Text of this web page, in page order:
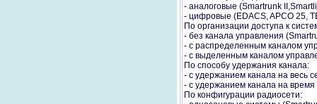
- аналоговые (Smartrunk
- цифровые (EDACS, APCO 25,
По организации доступа к
- без канала управления
- с распределенным каналом
- с выделенным каналом
По способу удержания канала:
- с удержанием канала на весь
- с удержанием канала на
По конфигурации радиосети: